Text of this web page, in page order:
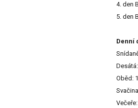
4. den
5. den
Denní
Oběd: